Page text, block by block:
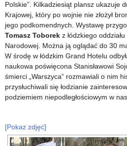
Polskie”. Kilkadziesiąt plansz ukazuje
Krajowej, który po wojnie nie złożył
jego podkomendnych. Wystawę
Tomasz Toborek z łódzkiego
Narodowej. Można ją oglądać do 30
W środę w łódzkim Grand Hotelu
naukowa poświęcona Stanisławowi
śmierci „Warszyca” rozmawiali o nim
przysłuchiwali się łodzianie
podziemiem niepodległościowym w
[Pokaz zdjęć]